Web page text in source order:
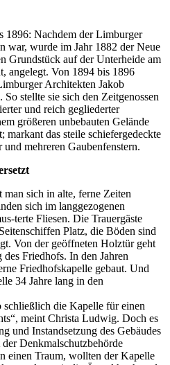
1896: Nachdem der Limburger
war, wurde im Jahr 1882 der Neue
Grundstück auf der Unterheide am
angelegt. Von 1894 bis 1896
Architekten Jakob
stellte sie sich den Zeitgenossen
und reich gegliederter
größeren unbebauten Gelände
markant das steile schiefergedeckte
mehreren Gaubenfenstern.
sich in alte, ferne Zeiten
sich im langgezogenen
terte Fliesen. Die Trauergäste
Platz, die Böden sind
Von der geöffneten Holztür geht
Friedhofs. In den Jahren
Friedhofskapelle gebaut. Und
34 Jahre lang in den
die Kapelle für einen
meint Christa Ludwig. Doch es
und Instandsetzung des Gebäudes
Denkmalschutzbehörde
einen Traum, wollten der Kapelle